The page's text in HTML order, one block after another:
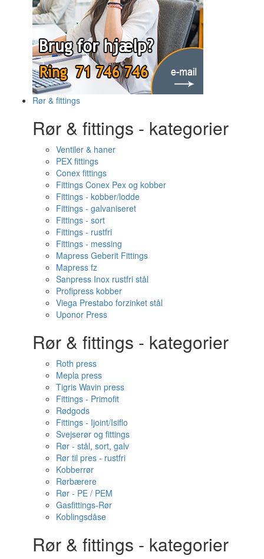
Rør & fittings
Rør & fittings - kategorier
Ventiler & haner
PEX fittings
Conex fittings
Fittings Conex Pex og kobber
Fittings - kobber/lodde
Fittings - galvaniseret
Fittings - sort
Fittings - rustfri
Fittings - messing
Mapress Geberit Fittings
Mapress fz
Sanpress Inox rustfri stål
Profipress kobber
Viega Prestabo forzinket stål
Uponor Press
Rør & fittings - kategorier
Roth press
Mepla press
Tigris Wavin press
Fittings - Primofit
Rødgods
Fittings - Ijoint/Isiflo
Svejserør og fittings
Rør - stål, sort, galv
Rør til pres - rustfri
Kobberrør
Rørbærere
Rør - PE / PEM
Gasfittings-Rør
Koblingsdåse
Rør & fittings - kategorier